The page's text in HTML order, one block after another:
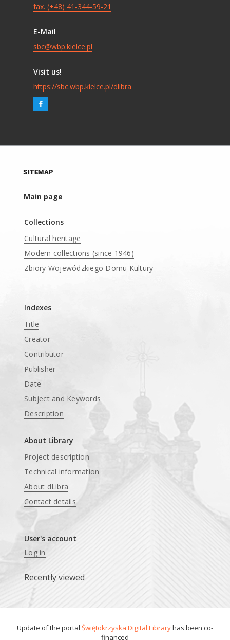
fax. (+48) 41-344-59-21
E-Mail
sbc@wbp.kielce.pl
Visit us!
https://sbc.wbp.kielce.pl/dlibra
SITEMAP
Main page
Collections
Cultural heritage
Modern collections (since 1946)
Zbiory Wojewódzkiego Domu Kultury
Indexes
Title
Creator
Contributor
Publisher
Date
Subject and Keywords
Description
About Library
Project description
Technical information
About dLibra
Contact details
User's account
Log in
Recently viewed
Update of the portal Świętokrzyska Digital Libraryhas been co-
financed